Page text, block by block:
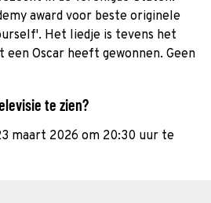
award voor beste originele
Het liedje is tevens het
Oscar heeft gewonnen. Geen
te zien?
maart 2026 om 20:30 uur te